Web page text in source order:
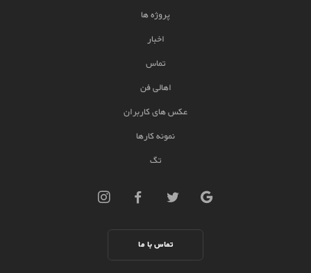
پروژه ها
اخبار
تماس
اهالی فن
عکس های کاربران
نمونه کارها
تگ
تماس با ما